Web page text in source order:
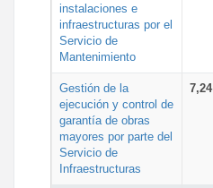
instalaciones e
infraestructuras por el
Servicio de
Mantenimiento
Gestión de la
ejecución y control de
garantía de obras
mayores por parte del
Servicio de
Infraestructuras
7,24